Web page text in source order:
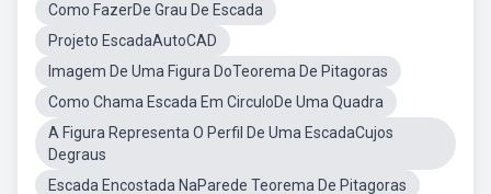
Como FazerDe Grau De Escada
Projeto EscadaAutoCAD
Imagem De Uma Figura DoTeorema De Pitagoras
Como Chama Escada Em CirculoDe Uma Quadra
A Figura Representa O Perfil De Uma EscadaCujos
Degraus
Escada Encostada NaParede Teorema De Pitagoras